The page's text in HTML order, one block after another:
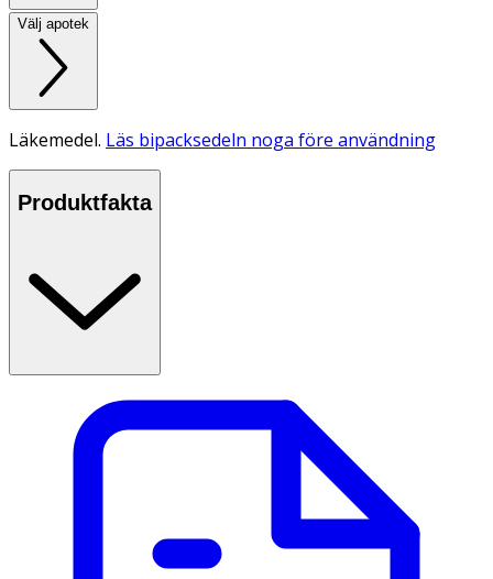
Välj apotek
Läkemedel. Läs bipacksedeln noga före användning
Produktfakta